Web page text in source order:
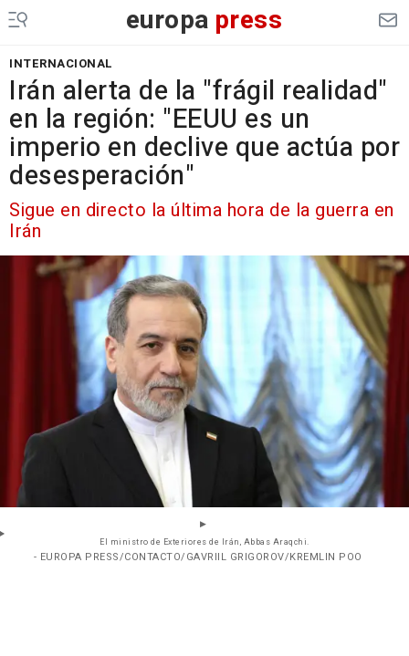
europa press
INTERNACIONAL
Irán alerta de la "frágil realidad"
en la región: "EEUU es un
imperio en declive que actúa por
desesperación"
Sigue en directo la última hora de la guerra en
Irán
El ministro de Exteriores de Irán, Abbas Araqchi.
- EUROPA PRESS/CONTACTO/GAVRIIL GRIGOROV/KREMLIN POO